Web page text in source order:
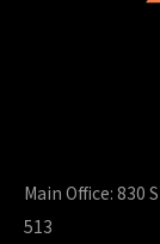
Main Office: 830
513